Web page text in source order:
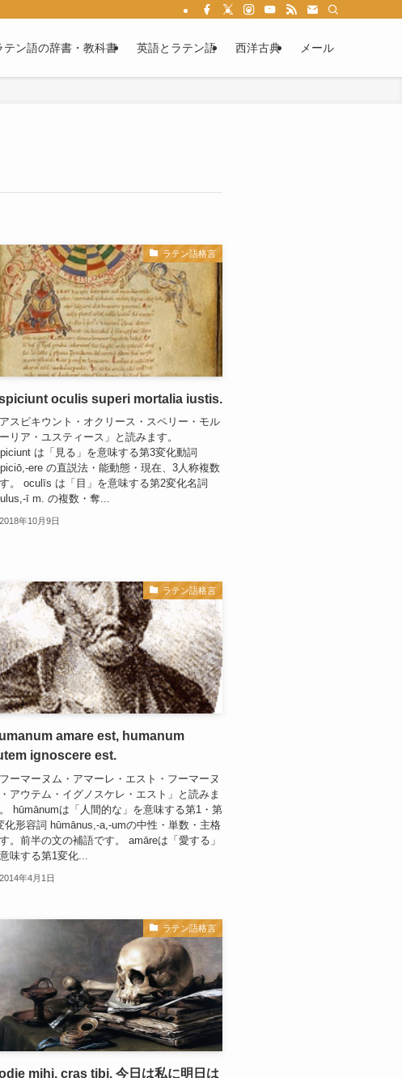
する情報満載です。ラテン語文法を学べば、あなたもカエサルやウェルギリウスの作
テン語の辞書・教科書 英語とラテン語 西洋古典 メール
ラテン語格言
oculis superi mortalia iustis.
アスピキウント・オクリース・スペリー・モル
リア・ユスティース」と読みます。
は「見る」を意味する第3変化動詞
ere の直説法・能動態・現在、3人称複数
。 oculīs は「目」を意味する第2変化名詞
ī m. の複数・奪...
2018年10月9日
ラテン語格言
amare est, humanum
ignoscere est.
フーマーヌム・アマーレ・エスト・フーマーヌ
アウテム・イグノスケレ・エスト」と読みま
hūmānumは「人間的な」を意味する第1・第
化形容詞 hūmānus,-a,-umの中性・単数・主格
。前半の文の補語です。 amāreは「愛する」
味する第1変化...
2014年4月1日
ラテン語格言
mihi, cras tibi. 今日は私に明日は